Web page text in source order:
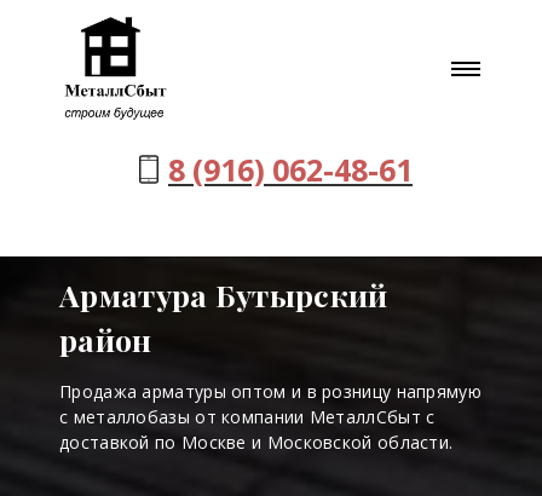
8 (916) 062-48-61
Арматура Бутырский
район
Продажа арматуры оптом и в розницу напрямую
с металлобазы от компании МеталлСбыт с
доставкой по Москве и Московской области.